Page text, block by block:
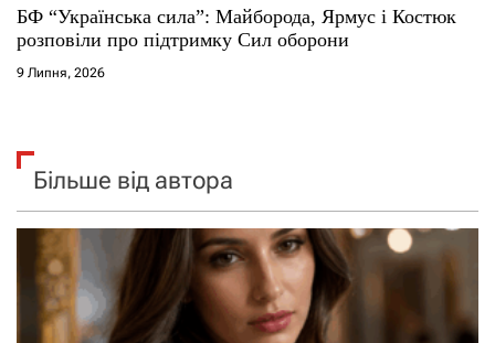
БФ “Українська сила”: Майборода, Ярмус і Костюк
розповіли про підтримку Сил оборони
9 Липня, 2026
Більше від автора